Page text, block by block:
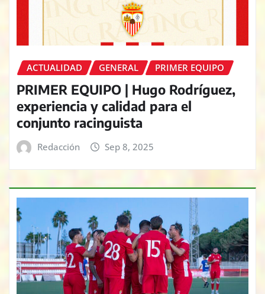
ACTUALIDAD GENERAL PRIMER EQUIPO
PRIMER EQUIPO | Hugo Rodríguez,
experiencia y calidad para el
conjunto racinguista
Redacción Sep 8, 2025